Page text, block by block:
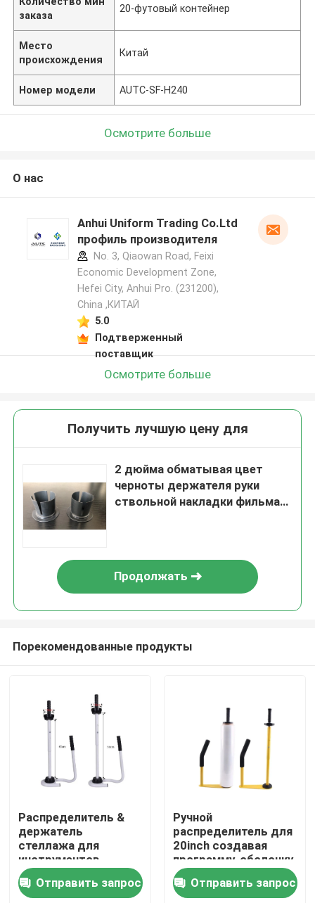
Продукты
О нас
заказа
20-футовый контейнер
Место
происхождения
Китай
Номер модели AUTC-SF-H240
Осмотрите больше
О нас
Anhui Uniform Trading Co.Ltd
профиль производителя
No. 3, Qiaowan Road, Feixi
Economic Development Zone,
Hefei City, Anhui Pro. (231200),
China ,КИТАЙ
5.0
Подтверженный
поставщик
Осмотрите больше
Получить лучшую цену для
2 дюйма обматывая цвет
черноты держателя руки
ствольной накладки фильма
Продолжать
Порекомендованные продукты
Распределитель &
держатель
стеллажа для
инструментов
обруча фильма
простирания
Отправить запрос
Ручной
распределитель для
20inch создавая
программу-оболочку
распределитель
фильма простирания
Отправить запрос